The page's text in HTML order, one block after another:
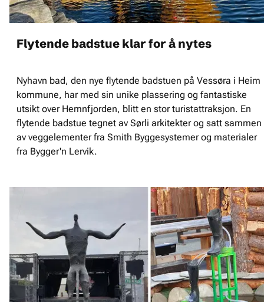
Flytende badstue klar for å nytes
Nyhavn bad, den nye flytende badstuen på Vessøra i Heim
kommune, har med sin unike plassering og fantastiske
utsikt over Hemnfjorden, blitt en stor turistattraksjon. En
flytende badstue tegnet av Sørli arkitekter og satt sammen
av veggelementer fra Smith Byggesystemer og materialer
fra Bygger'n Lervik.